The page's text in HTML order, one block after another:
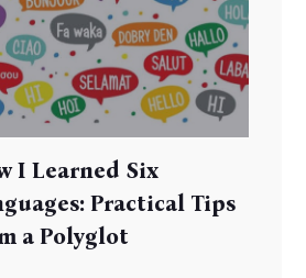
I Learned Six
Practical Tips
a Polyglot